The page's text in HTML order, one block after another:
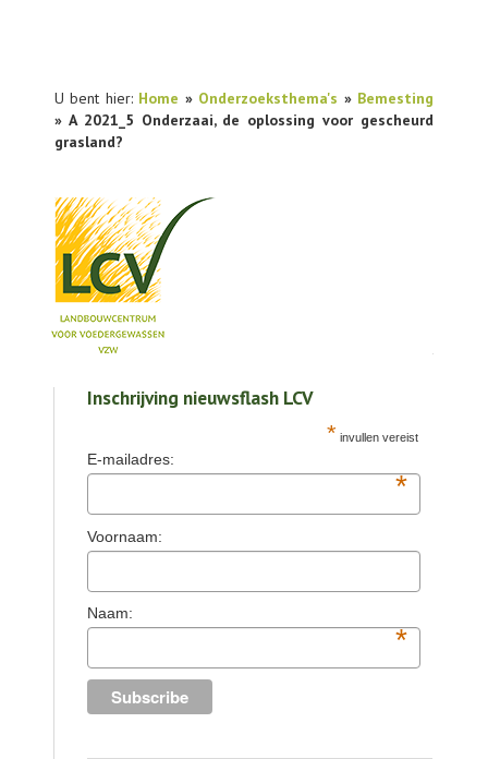
U bent hier: Home » Onderzoeksthema's » Bemesting
» A 2021_5 Onderzaai, de oplossing voor gescheurd
grasland?
PUBLICATIES
AGENDA
OVER LCV
Inschrijving nieuwsflash LCV
* invullen vereist
E-mailadres:
*
Voornaam:
Naam:
*